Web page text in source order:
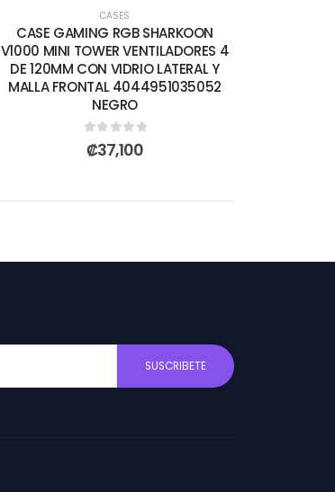
CASES
CASE GAMING RGB SHARKOON
V1000 MINI TOWER VENTILADORES 4
DE 120MM CON VIDRIO LATERAL Y
MALLA FRONTAL 4044951035052
NEGRO
0out of 5
₡37,100